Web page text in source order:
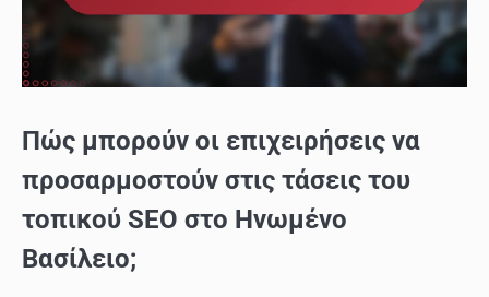
Πώς μπορούν οι επιχειρήσεις να
προσαρμοστούν στις τάσεις του
τοπικού SEO στο Ηνωμένο
Βασίλειο;